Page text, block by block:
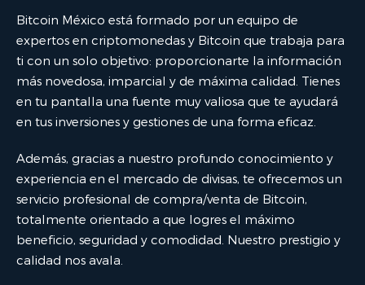
Bitcoin México está formado por un equipo de
expertos en criptomonedas y Bitcoin que trabaja para
ti con un solo objetivo: proporcionarte la información
más novedosa, imparcial y de máxima calidad. Tienes
en tu pantalla una fuente muy valiosa que te ayudará
en tus inversiones y gestiones de una forma eficaz.
Además, gracias a nuestro profundo conocimiento y
experiencia en el mercado de divisas, te ofrecemos un
servicio profesional de compra/venta de Bitcoin,
totalmente orientado a que logres el máximo
beneficio, seguridad y comodidad. Nuestro prestigio y
calidad nos avala.